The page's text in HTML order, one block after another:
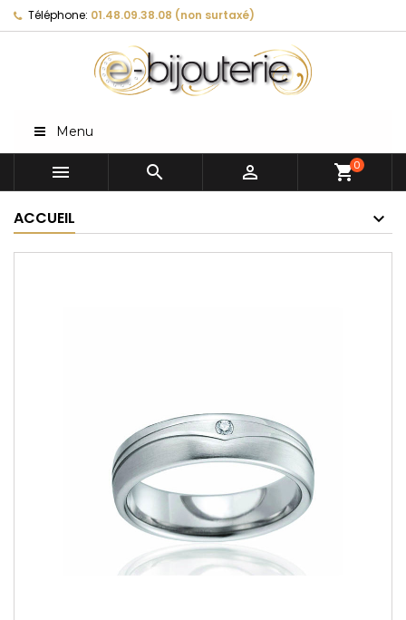
Téléphone: 01.48.09.38.08 (non surtaxé)
Menu
   shopping_cart0
ACCUEIL